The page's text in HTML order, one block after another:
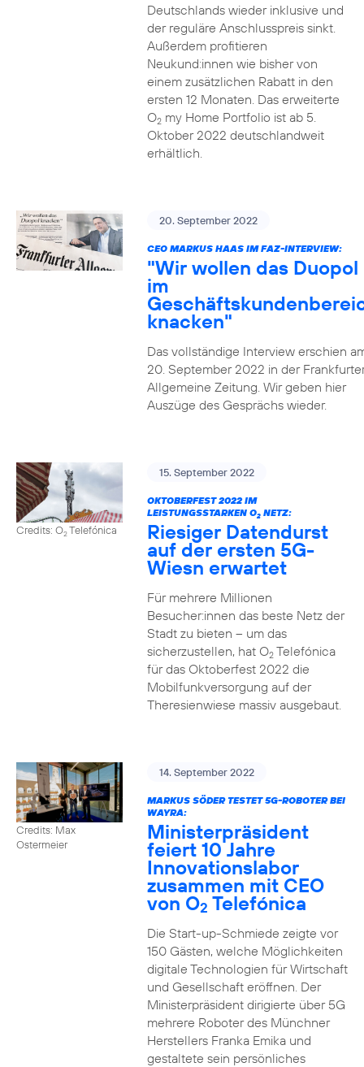
Deutschlands wieder inklusive und
der reguläre Anschlusspreis sinkt.
Außerdem profitieren
Neukund:innen wie bisher von
einem zusätzlichen Rabatt in den
ersten 12 Monaten. Das erweiterte
O2my Home Portfolio ist ab 5.
Oktober 2022 deutschlandweit
erhältlich.
20. September 2022
CEO MARKUS HAAS IM FAZ-INTERVIEW:
"Wir wollen das Duopol
im
knacken"
Das vollständige Interview erschien
20. September 2022 in der
Allgemeine Zeitung. Wir geben hier
Auszüge des Gesprächs wieder.
Credits: O2Telefónica
15. September 2022
OKTOBERFEST 2022 IM
LEISTUNGSSTARKEN O2NETZ:
Riesiger Datendurst
auf der ersten 5G-
Wiesn erwartet
Für mehrere Millionen
Besucher:innen das beste Netz der
Stadt zu bieten – um das
sicherzustellen, hat O2Telefónica
für das Oktoberfest 2022 die
Mobilfunkversorgung auf der
Theresienwiese massiv ausgebaut.
Credits: Max
Ostermeier
14. September 2022
MARKUS SÖDER TESTET 5G-ROBOTER BEI
WAYRA:
Ministerpräsident
feiert 10 Jahre
Innovationslabor
zusammen mit CEO
von O2 Telefónica
Die Start-up-Schmiede zeigte vor
150 Gästen, welche Möglichkeiten
digitale Technologien für Wirtschaft
und Gesellschaft eröffnen. Der
Ministerpräsident dirigierte über 5G
mehrere Roboter des Münchner
Herstellers Franka Emika und
gestaltete sein persönliches